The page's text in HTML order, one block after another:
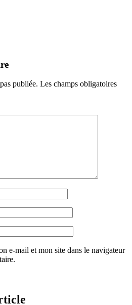
publiée. Les champs obligatoires
e-mail et mon site dans le navigateur